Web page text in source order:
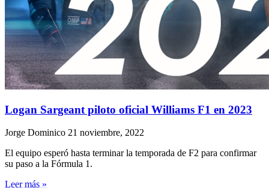
Logan Sargeant piloto oficial Williams F1 en 2023
Jorge Dominico 21 noviembre, 2022
El equipo esperó hasta terminar la temporada de F2 para confirmar
su paso a la Fórmula 1.
Leer más »